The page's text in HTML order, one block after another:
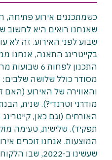
כשמתכננים אירוע פתיחה,
שאנחנו רואים היא לחשוב
שבוע לפני האירוע. זה לא
בקייטרינג התאנה, אנחנו
התכנון לפחות
מסודר כולל שלושה
והאווירה של האירוע (האם
מודרני וטרנדי?). שנית,
האורחים (וגם כאן,
תפקיד). שלישית, טעימה
המוצעות. אנחנו זוכרים